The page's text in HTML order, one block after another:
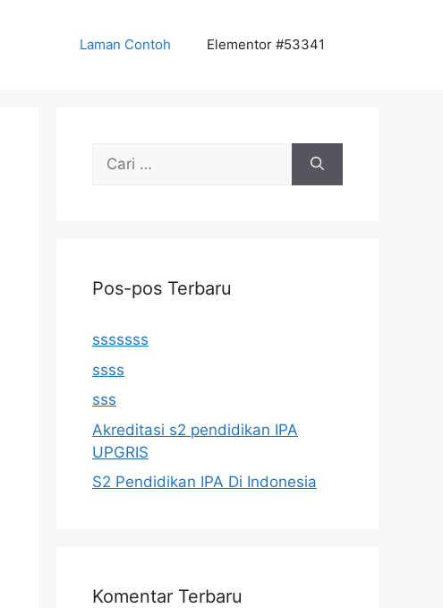
Laman Contoh Elementor #53341
Cari
Pos-pos Terbaru
sssssss
ssss
sss
Akreditasi s2 pendidikan IPA
UPGRIS
S2 Pendidikan IPA Di Indonesia
Komentar Terbaru